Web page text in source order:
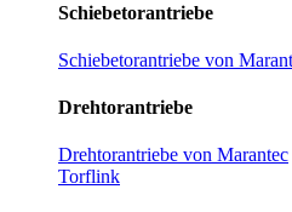
Schiebetorantriebe
Schiebetorantriebe von
Drehtorantriebe
Drehtorantriebe von Marantec
Torflink